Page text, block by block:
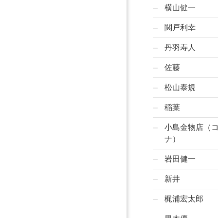
横山健一
関戸利幸
丹羽寿人
佐藤
松山泰規
稲葉
小島金物店（
ナ）
岩田健一
新井
梶浦宏太郎